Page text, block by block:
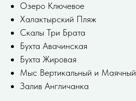
Озеро Ключевое
Халактырский Пляж
Скалы Три Брата
Бухта Авачинская
Бухта Жировая
Мыс Вертикальный и Маячный
Зaлив Англичанка